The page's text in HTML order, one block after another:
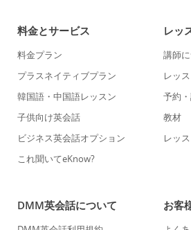
料金とサービス
料金プラン
プラスネイティブプラン
韓国語・中国語レッスン
子供向け英会話
ビジネス英会話オプション
これ聞いてeKnow?
レッ
講師
レッ
予約
教材
レッ
DMM英会話について お客